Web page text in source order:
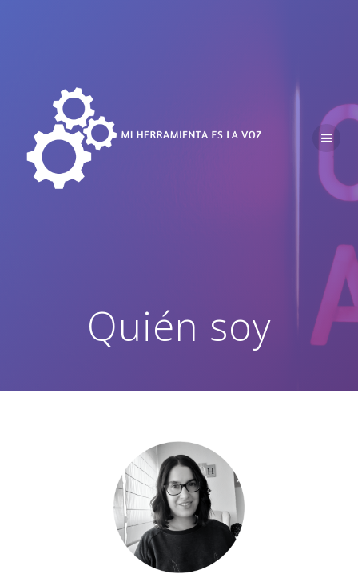
Quién soy